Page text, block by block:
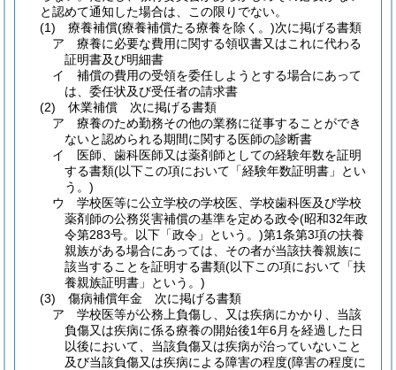
と認めて通知した場合は、この限りでない。
(1)
療養補償(療養補償たる療養を除く。)次に掲げる書類
ア
療養に必要な費用に関する領収書又はこれに代わる
証明書及び明細書
イ
補償の費用の受領を委任しようとする場合にあって
は、委任状及び受任者の請求書
(2)
休業補償 次に掲げる書類
ア
療養のため勤務その他の業務に従事することができ
ないと認められる期間に関する医師の診断書
イ
医師、歯科医師又は薬剤師としての経験年数を証明
する書類(以下この項において「経験年数証明書」とい
う。)
ウ
学校医等に公立学校の学校医、学校歯科医及び学校
薬剤師の公務災害補償の基準を定める政令(昭和32年政
令第283号。以下「政令」という。)第1条第3項の扶養
親族がある場合にあっては、その者が当該扶養親族に
該当することを証明する書類(以下この項において「扶
養親族証明書」という。)
(3)
傷病補償年金 次に掲げる書類
ア
学校医等が公務上負傷し、又は疾病にかかり、当該
負傷又は疾病に係る療養の開始後1年6月を経過した日
以後において、当該負傷又は疾病が治っていないこと
及び当該負傷又は疾病による障害の程度(障害の程度に